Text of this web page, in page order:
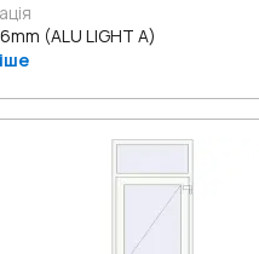
(ALU LIGHT A)